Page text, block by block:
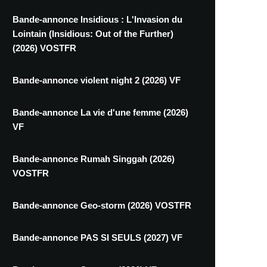
Bande-annonce Insidious : L'Invasion du
Lointain (Insidious: Out of the Further)
(2026) VOSTFR
Bande-annonce violent night 2 (2026) VF
Bande-annonce La vie d'une femme (2026)
VF
Bande-annonce Rumah Singgah (2026)
VOSTFR
Bande-annonce Geo-storm (2026) VOSTFR
Bande-annonce PAS SI SEULS (2027) VF